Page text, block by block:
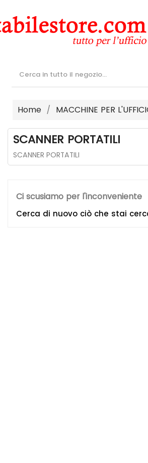
Home MACCHINE PER
SCANNER PORTATILI
SCANNER PORTATILI
Ci scusiamo per l'inconveniente
Cerca di nuovo ciò che stai